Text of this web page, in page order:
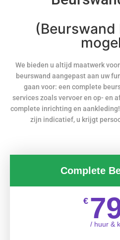
(Beurswand
We bieden u altijd maatwerk
beurswand aangepast aan uw
gaan voor: een complete
services zoals vervoer en op- en
complete inrichting en
zijn indicatief, u krijgt
Complete
€
/ huur &